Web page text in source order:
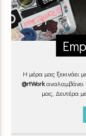
Η μέρα μας ξεκινάει
@rtWorkαναλαμβάνει
μας, Δευτέρα
εναλλάσσονται